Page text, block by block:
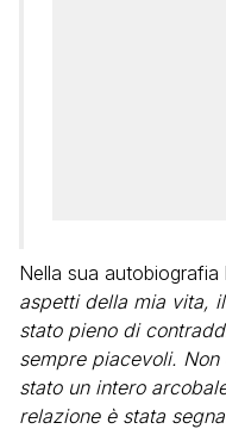
Nella sua autobiografia
aspetti della mia vita,
stato pieno di
sempre piacevoli.
stato un intero
relazione è stata